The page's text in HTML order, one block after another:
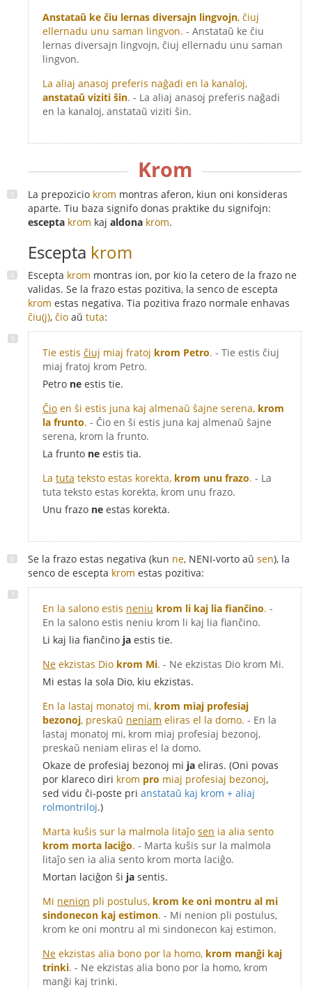
Anstataŭ ke ĉiu lernas diversajn lingvojn, ĉiuj
ellernadu unu saman lingvon. - Anstataŭ ke ĉiu
lernas diversajn lingvojn, ĉiuj ellernadu unu saman
lingvon.
La aliaj anasoj preferis naĝadi en la kanaloj,
anstataŭ viziti ŝin. - La aliaj anasoj preferis naĝadi
en la kanaloj, anstataŭ viziti ŝin.
Krom
La prepozicio krom montras aferon, kiun oni konsideras
aparte. Tiu baza signifo donas praktike du signifojn:
escepta krom kaj aldona krom.
Escepta krom
Escepta krom montras ion, por kio la cetero de la frazo ne
validas. Se la frazo estas pozitiva, la senco de escepta
krom estas negativa. Tia pozitiva frazo normale enhavas
ĉiu(j), ĉio aŭ tuta:
Tie estis ĉiuj miaj fratoj krom Petro. - Tie estis ĉiuj
miaj fratoj krom Petro.
Petro ne estis tie.
Ĉio en ŝi estis juna kaj almenaŭ ŝajne serena, krom
la frunto. - Ĉio en ŝi estis juna kaj almenaŭ ŝajne
serena, krom la frunto.
La frunto ne estis tia.
La tuta teksto estas korekta, krom unu frazo. - La
tuta teksto estas korekta, krom unu frazo.
Unu frazo ne estas korekta.
Se la frazo estas negativa (kun ne, NENI-vorto aŭ sen), la
senco de escepta krom estas pozitiva:
En la salono estis neniu krom li kaj lia fianĉino. -
En la salono estis neniu krom li kaj lia fianĉino.
Li kaj lia fianĉino ja estis tie.
Ne ekzistas Dio krom Mi. - Ne ekzistas Dio krom Mi.
Mi estas la sola Dio, kiu ekzistas.
En la lastaj monatoj mi, krom miaj profesiaj
bezonoj, preskaŭ neniam eliras el la domo. - En la
lastaj monatoj mi, krom miaj profesiaj bezonoj,
preskaŭ neniam eliras el la domo.
Okaze de profesiaj bezonoj mi ja eliras. (Oni povas
por klareco diri krom pro miaj profesiaj bezonoj,
sed vidu ĉi-poste pri anstataŭ kaj krom + aliaj
rolmontriloj.)
Marta kuŝis sur la malmola litaĵo sen ia alia sento
krom morta laciĝo. - Marta kuŝis sur la malmola
litaĵo sen ia alia sento krom morta laciĝo.
Mortan laciĝon ŝi ja sentis.
Mi nenion pli postulus, krom ke oni montru al mi
sindonecon kaj estimon. - Mi nenion pli postulus,
krom ke oni montru al mi sindonecon kaj estimon.
Ne ekzistas alia bono por la homo, krom manĝi kaj
trinki. - Ne ekzistas alia bono por la homo, krom
manĝi kaj trinki.